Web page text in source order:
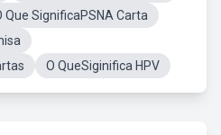
Que SignificaPSNA Carta
O QueSiginifica HPV